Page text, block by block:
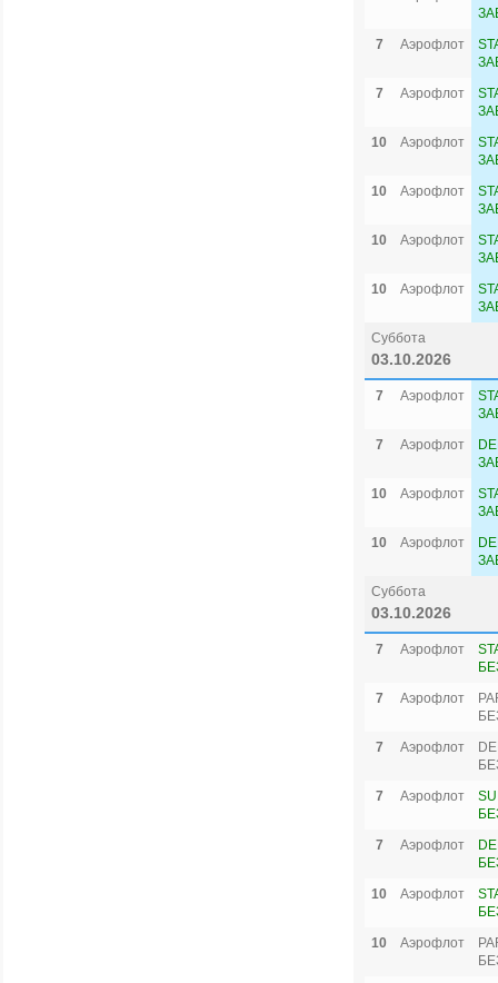
7
Аэрофлот
7
Аэрофлот
10
Аэрофлот
10
Аэрофлот
10
Аэрофлот
10
Аэрофлот
Суббота
03.10.2026
7 Аэрофлот
7
Аэрофлот
10
Аэрофлот
10
Аэрофлот
Суббота
03.10.2026
7 Аэрофлот
7
Аэрофлот
7
Аэрофлот
7
Аэрофлот
7
Аэрофлот
10
Аэрофлот
10
Аэрофлот